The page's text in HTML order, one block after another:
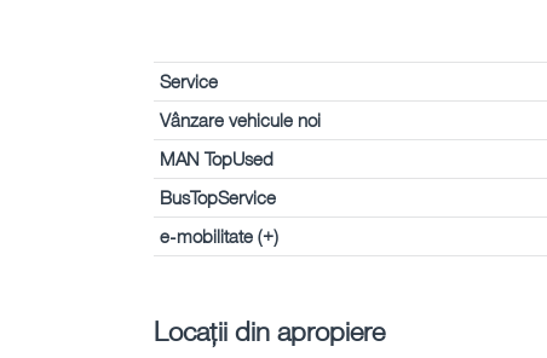
Service
Vânzare vehicule noi
MAN TopUsed
BusTopService
e-mobilitate (+)
Locații din apropiere